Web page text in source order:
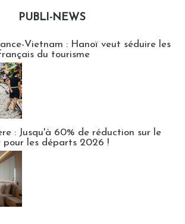
PUBLI-NEWS
Vietnam : Hanoï veut séduire les
du tourisme
: Jusqu'à 60% de réduction sur le
pour les départs 2026 !